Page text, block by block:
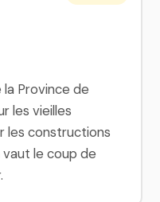
Province de
les vieilles
les constructions
le coup de